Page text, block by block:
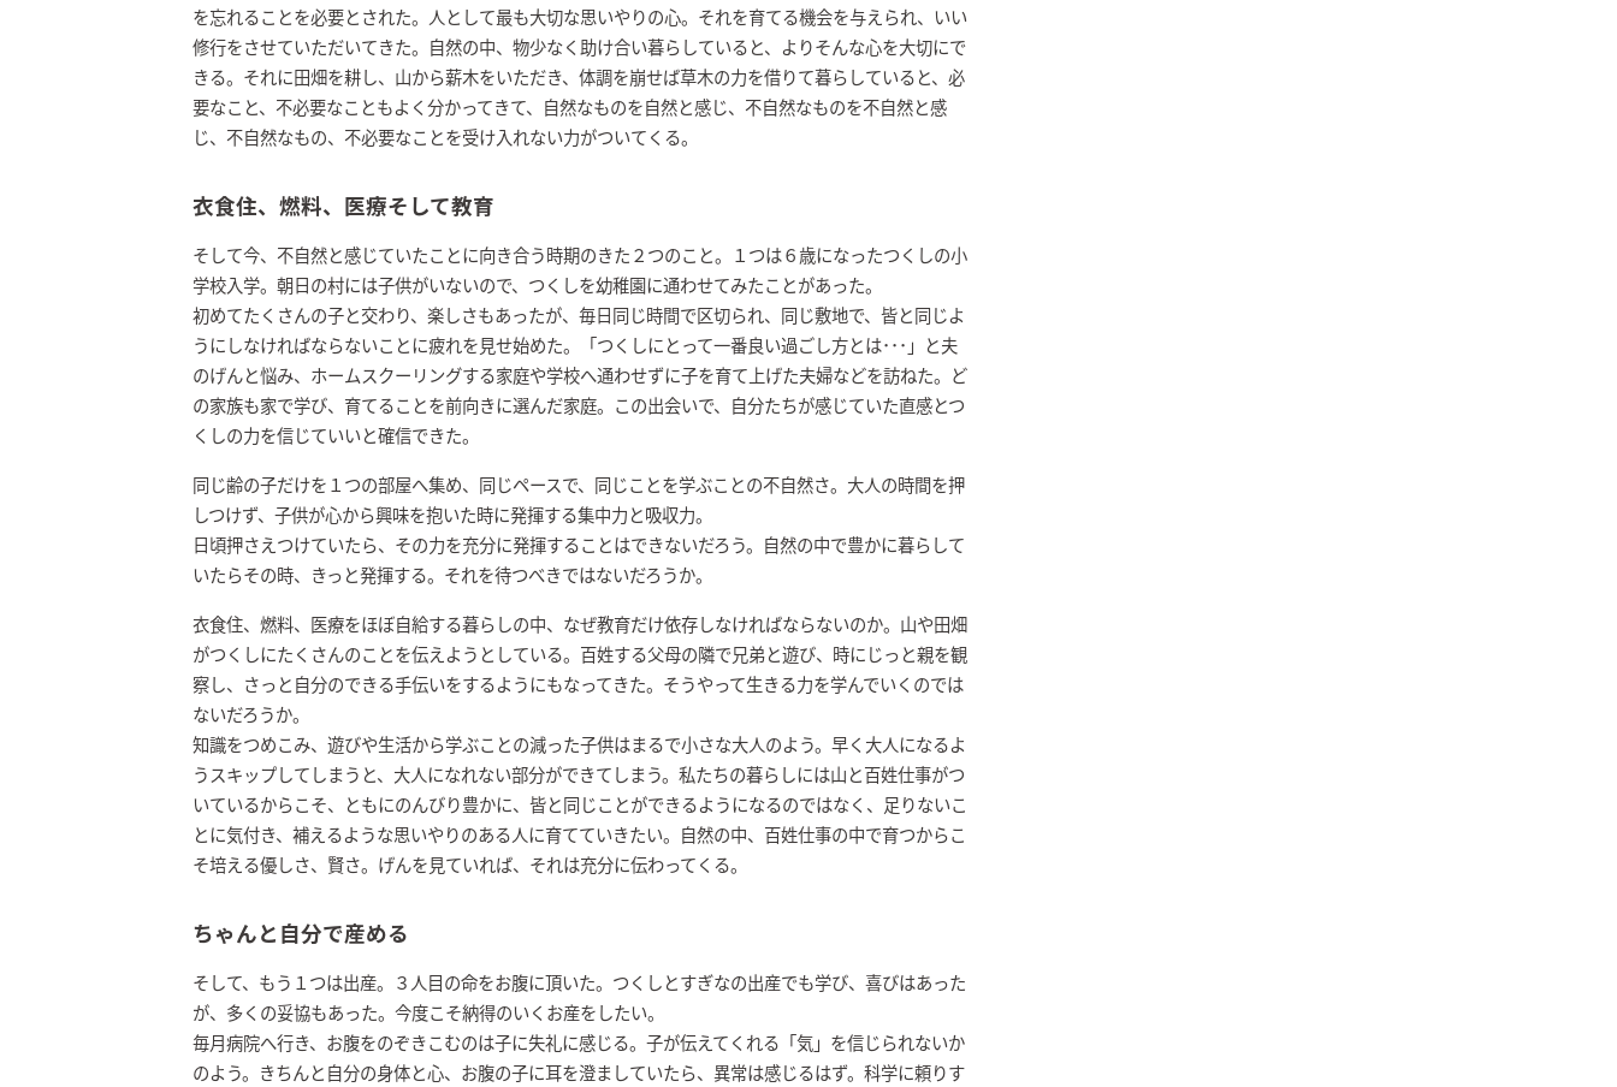
を忘れることを必要とされた。人として最も大切な思いやりの心。それを育てる機会を与えられ、いい
修行をさせていただいてきた。自然の中、物少なく助け合い暮らしていると、よりそんな心を大切にで
きる。それに田畑を耕し、山から薪木をいただき、体調を崩せば草木の力を借りて暮らしていると、必
要なこと、不必要なこともよく分かってきて、自然なものを自然と感じ、不自然なものを不自然と感
じ、不自然なもの、不必要なことを受け入れない力がついてくる。
衣食住、燃料、医療そして教育
そして今、不自然と感じていたことに向き合う時期のきた２つのこと。１つは６歳になったつくしの小
学校入学。朝日の村には子供がいないので、つくしを幼稚園に通わせてみたことがあった。
初めてたくさんの子と交わり、楽しさもあったが、毎日同じ時間で区切られ、同じ敷地で、皆と同じよ
うにしなければならないことに疲れを見せ始めた。「つくしにとって一番良い過ごし方とは･･･」と夫
のげんと悩み、ホームスクーリングする家庭や学校へ通わせずに子を育て上げた夫婦などを訪ねた。ど
の家族も家で学び、育てることを前向きに選んだ家庭。この出会いで、自分たちが感じていた直感とつ
くしの力を信じていいと確信できた。
同じ齢の子だけを１つの部屋へ集め、同じペースで、同じことを学ぶことの不自然さ。大人の時間を押
しつけず、子供が心から興味を抱いた時に発揮する集中力と吸収力。
日頃押さえつけていたら、その力を充分に発揮することはできないだろう。自然の中で豊かに暮らして
いたらその時、きっと発揮する。それを待つべきではないだろうか。
衣食住、燃料、医療をほぼ自給する暮らしの中、なぜ教育だけ依存しなければならないのか。山や田畑
がつくしにたくさんのことを伝えようとしている。百姓する父母の隣で兄弟と遊び、時にじっと親を観
察し、さっと自分のできる手伝いをするようにもなってきた。そうやって生きる力を学んでいくのでは
ないだろうか。
知識をつめこみ、遊びや生活から学ぶことの減った子供はまるで小さな大人のよう。早く大人になるよ
うスキップしてしまうと、大人になれない部分ができてしまう。私たちの暮らしには山と百姓仕事がつ
いているからこそ、ともにのんびり豊かに、皆と同じことができるようになるのではなく、足りないこ
とに気付き、補えるような思いやりのある人に育てていきたい。自然の中、百姓仕事の中で育つからこ
そ培える優しさ、賢さ。げんを見ていれば、それは充分に伝わってくる。
ちゃんと自分で産める
そして、もう１つは出産。３人目の命をお腹に頂いた。つくしとすぎなの出産でも学び、喜びはあった
が、多くの妥協もあった。今度こそ納得のいくお産をしたい。
毎月病院へ行き、お腹をのぞきこむのは子に失礼に感じる。子が伝えてくれる「気」を信じられないか
のよう。きちんと自分の身体と心、お腹の子に耳を澄ましていたら、異常は感じるはず。科学に頼りす